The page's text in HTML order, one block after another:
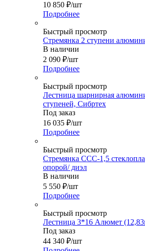
10 850 ₽/шт
Подробнее
Быстрый просмотр
Стремянка 2 ступени
В наличии
2 090 ₽/шт
Подробнее
Быстрый просмотр
Лестница шарнирная
ступеней, Сибртех
Под заказ
16 035 ₽/шт
Подробнее
Быстрый просмотр
Стремянка ССС-1,5
опорой/ диэл
В наличии
5 550 ₽/шт
Подробнее
Быстрый просмотр
Лестница 3*16 Алюмет
Под заказ
44 340 ₽/шт